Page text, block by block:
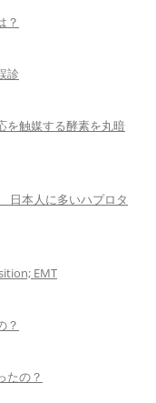
？
診
を触媒する酵素を丸暗
日本人に多いハプロタ
EMT
？
たの？